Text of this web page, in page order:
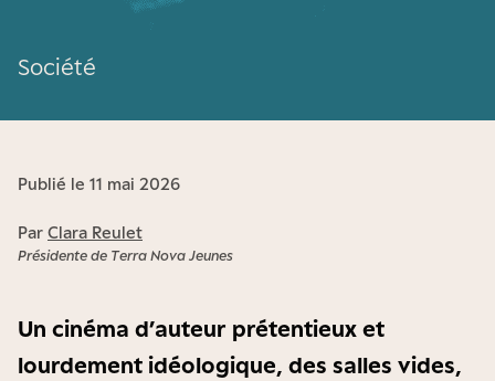
Société
Publié le 11 mai 2026
Par Clara Reulet
Présidente de Terra Nova Jeunes
Un cinéma d’auteur prétentieux et
lourdement idéologique, des salles vides,